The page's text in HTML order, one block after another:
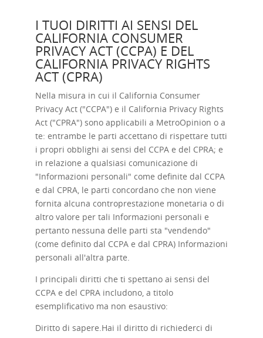
I TUOI DIRITTI AI SENSI DEL
CALIFORNIA CONSUMER
PRIVACY ACT (CCPA) E DEL
CALIFORNIA PRIVACY RIGHTS
ACT (CPRA)
Nella misura in cui il California Consumer
Privacy Act ("CCPA") e il California Privacy Rights
Act ("CPRA") sono applicabili a MetroOpinion o a
te: entrambe le parti accettano di rispettare tutti
i propri obblighi ai sensi del CCPA e del CPRA; e
in relazione a qualsiasi comunicazione di
"Informazioni personali" come definite dal CCPA
e dal CPRA, le parti concordano che non viene
fornita alcuna controprestazione monetaria o di
altro valore per tali Informazioni personali e
pertanto nessuna delle parti sta "vendendo"
(come definito dal CCPA e dal CPRA) Informazioni
personali all'altra parte.
I principali diritti che ti spettano ai sensi del
CCPA e del CPRA includono, a titolo
esemplificativo ma non esaustivo:
Diritto di sapere.Hai il diritto di richiederci di